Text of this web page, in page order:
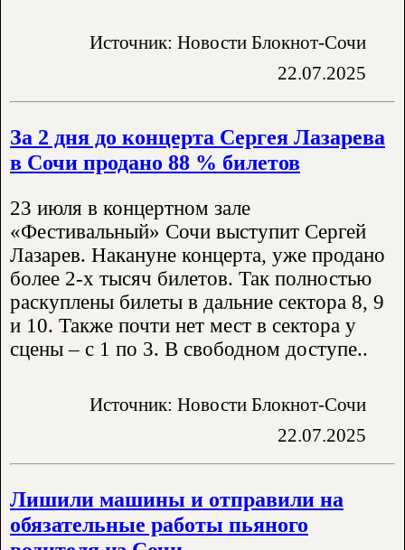
Источник: Новости Блокнот-Сочи
22.07.2025
За 2 дня до концерта Сергея Лазарева
в Сочи продано 88 % билетов
23 июля в концертном зале
«Фестивальный» Сочи выступит Сергей
Лазарев. Накануне концерта, уже продано
более 2-х тысяч билетов. Так полностью
раскуплены билеты в дальние сектора 8, 9
и 10. Также почти нет мест в сектора у
сцены – с 1 по 3. В свободном доступе..
Источник: Новости Блокнот-Сочи
22.07.2025
Лишили машины и отправили на
обязательные работы пьяного